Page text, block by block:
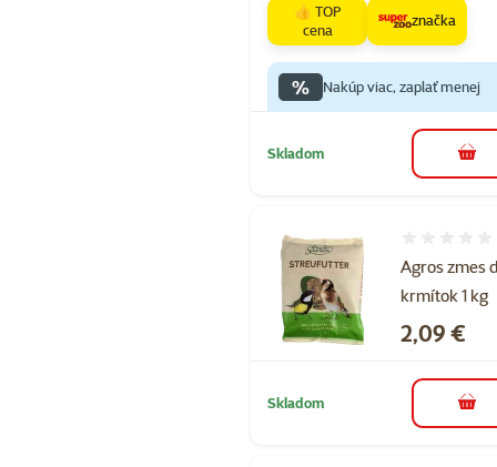
👍 TOP
cena
značka
% Nakúp viac, zaplať menej
Skladom do
Agros zmes
krmítok 1 kg
Cena
2,09 €
Skladom do